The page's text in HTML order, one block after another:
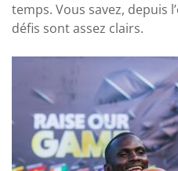
temps. Vous savez, depuis
défis sont assez clairs.